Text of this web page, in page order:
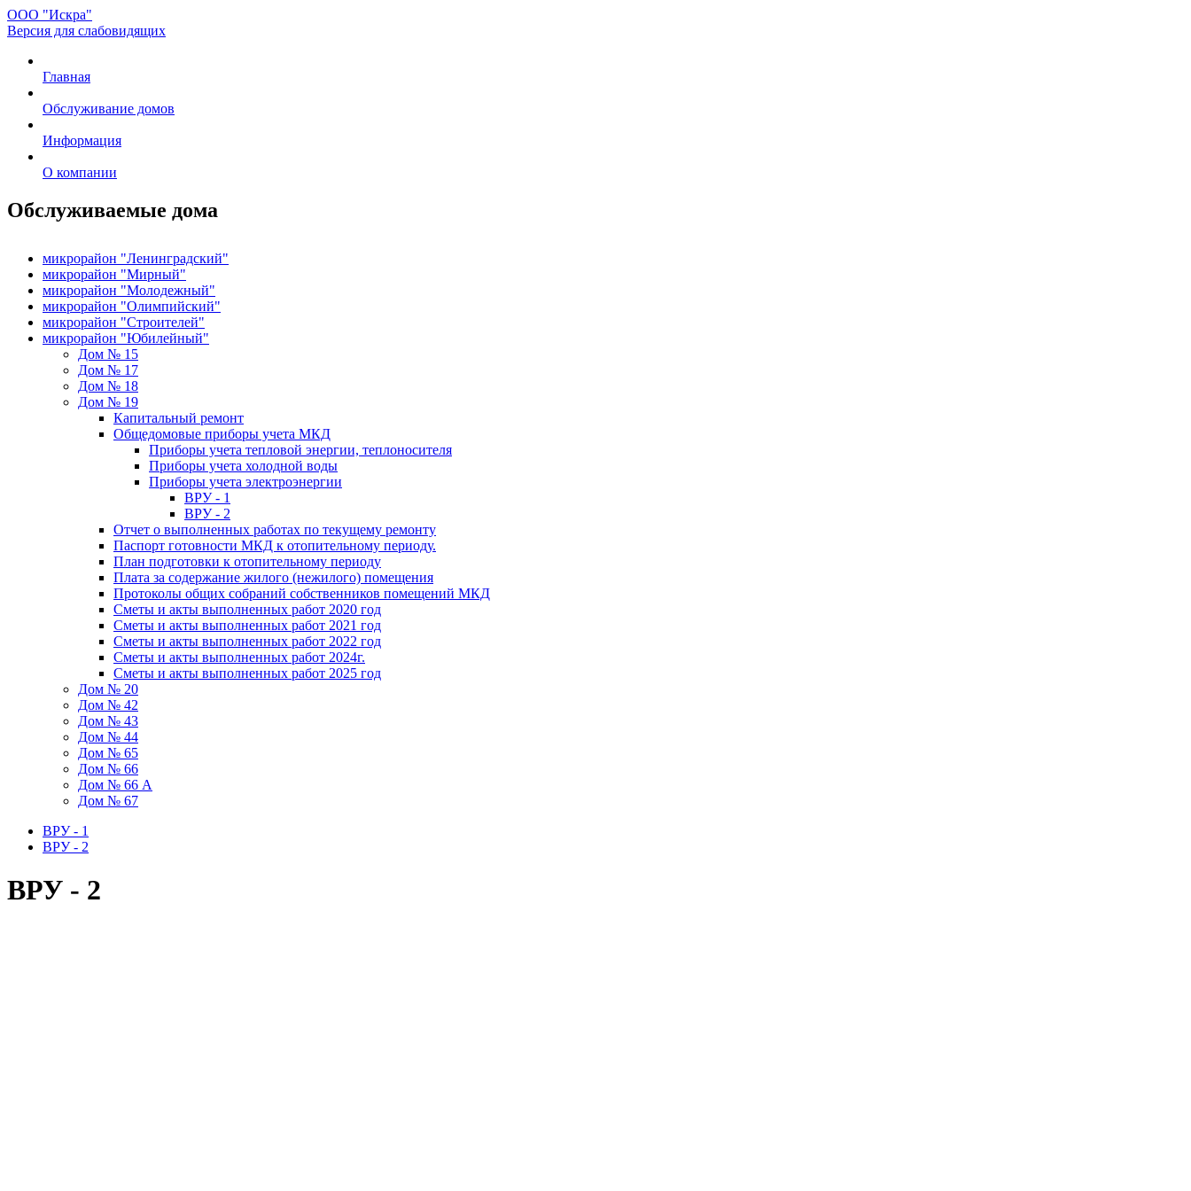
ООО "Искра"
Версия для слабовидящих
Главная
Обслуживание домов
Информация
О компании
Обслуживаемые дома
микрорайон "Ленинградский"
микрорайон "Мирный"
микрорайон "Молодежный"
микрорайон "Олимпийский"
микрорайон "Строителей"
микрорайон "Юбилейный"
Дом № 15
Дом № 17
Дом № 18
Дом № 19
Капитальный ремонт
Общедомовые приборы учета МКД
Приборы учета тепловой энергии, теплоносителя
Приборы учета холодной воды
Приборы учета электроэнергии
ВРУ - 1
ВРУ - 2
Отчет о выполненных работах по текущему ремонту
Паспорт готовности МКД к отопительному периоду.
План подготовки к отопительному периоду
Плата за содержание жилого (нежилого) помещения
Протоколы общих собраний собственников помещений МКД
Сметы и акты выполненных работ 2020 год
Сметы и акты выполненных работ 2021 год
Сметы и акты выполненных работ 2022 год
Сметы и акты выполненных работ 2024г.
Сметы и акты выполненных работ 2025 год
Дом № 20
Дом № 42
Дом № 43
Дом № 44
Дом № 65
Дом № 66
Дом № 66 А
Дом № 67
ВРУ - 1
ВРУ - 2
ВРУ - 2